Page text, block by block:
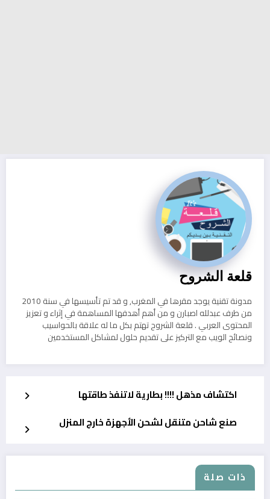
قلعة الشروح
مدونة تقنية يوجد مقرها في المغرب, و قد تم تأسيسها في سنة 2010
من طرف عبدلله اصبارن و من أهم أهدفها المساهمة في إثراء و تعزيز
المحتوى العربي . قلعة الشروح تهتم بكل ما له علاقة بالحواسيب
ونصائح الويب مع التركيز على تقديم حلول لمشاكل المستخدمين
اكتشاف مذهل !!!! بطارية لاتنفذ طاقتها
صنع شاحن متنقل لشحن الأجهزة خارج المنزل
ذات صلة